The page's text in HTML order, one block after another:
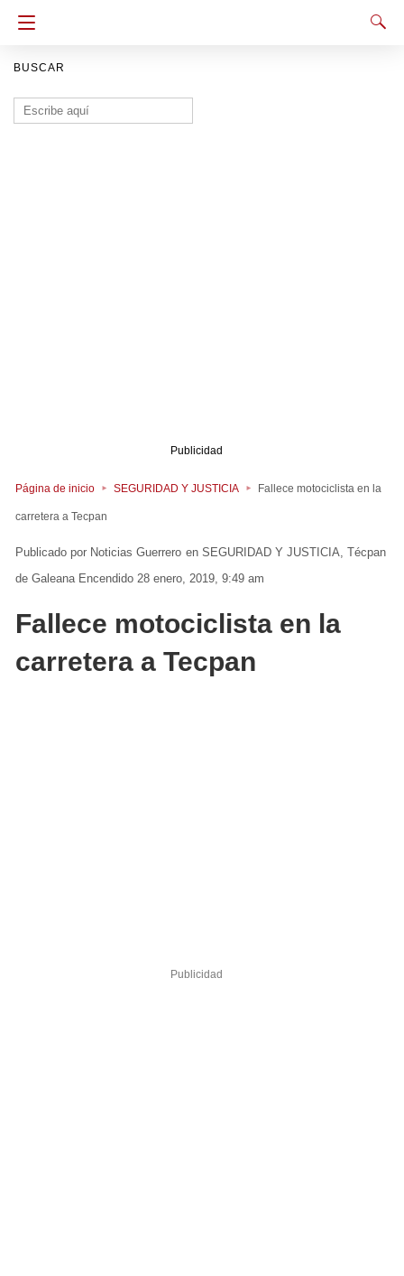
BUSCAR
Buscar:
Publicidad
Página de inicio SEGURIDAD Y JUSTICIA Fallece motociclista en la
carretera a Tecpan
Noticias Guerrero en SEGURIDAD Y JUSTICIA Técpan
de Galeana Encendido 28 enero, 2019, 9:49 am
Fallece motociclista en la
carretera a Tecpan
Publicidad